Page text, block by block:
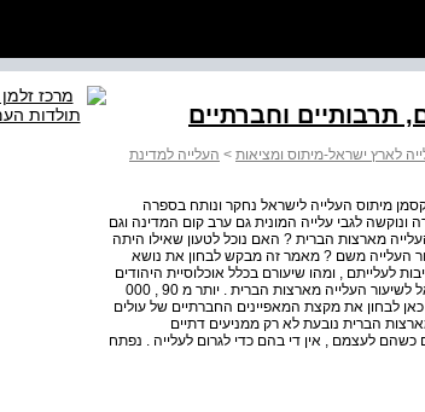
תרבותיים וחברתיים
לארץ ישראל-מיתוס ומציאות > העלייה למדינת
מיתוס העלייה לישראל נחקר ונותח בספרה
לגבי עלייה המונית גם ערב קום המדינה וגם
מארצות הברית ? האם נוכל לטעון שאילו היתה
העלייה משם ? מאמר זה מבקש לבחון את נושא
לעלייתם , ומהו שיעורם בכלל אוכלוסיית היהודים
בארצות הברית ? לבסוף נטפל בקשר בין מדיניות העלייה של מדינת ישראל לשיעור העלייה מארצות הברית . יותר מ 90 , 000
עלו לישראל מאז קום המדינה ( ראה טבלה . ( 1 נבקש כאן לבחון את מקצת המאפיינים החברתיים של עולים
הברית נובעת לא רק ממניעים דתיים
כשהם לעצמם , אין די בהם כדי לגרום לעלייה . נפתח